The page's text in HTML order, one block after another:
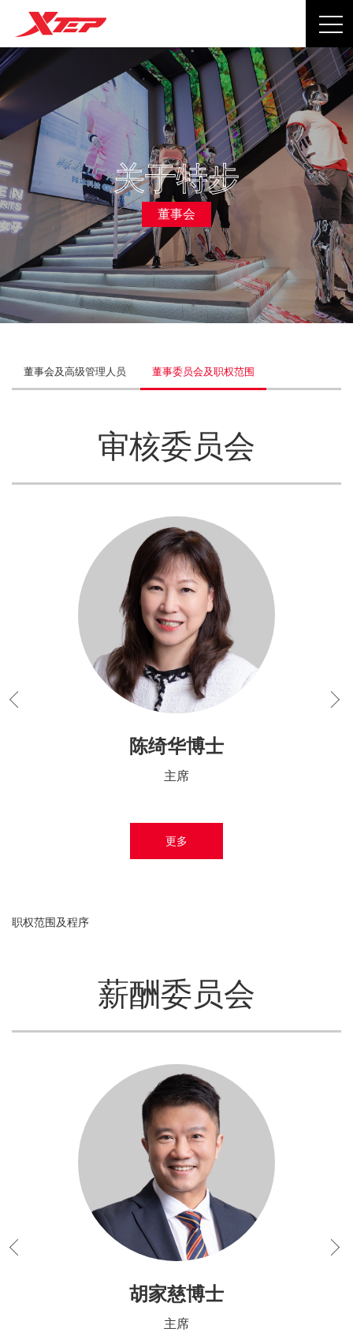
关于特步
董事会
董事会及高级管理人员 董事委员会及职权范围
审核委员会
陈绮华博士
主席
更多
职权范围及程序
薪酬委员会
胡家慈博士
主席